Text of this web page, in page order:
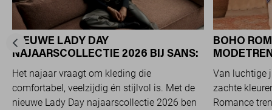
NIEUWE LADY DAY
NAJAARSCOLLECTIE 2026 BIJ SANS:
STIJL EN COMFORT IN
TRAVELKWALITEIT
Het najaar vraagt om kleding die
comfortabel, veelzijdig én stijlvol is. Met de
nieuwe Lady Day najaarscollectie 2026 ben
BOHO
OVERAL
Van luchtige
zachte
Romance